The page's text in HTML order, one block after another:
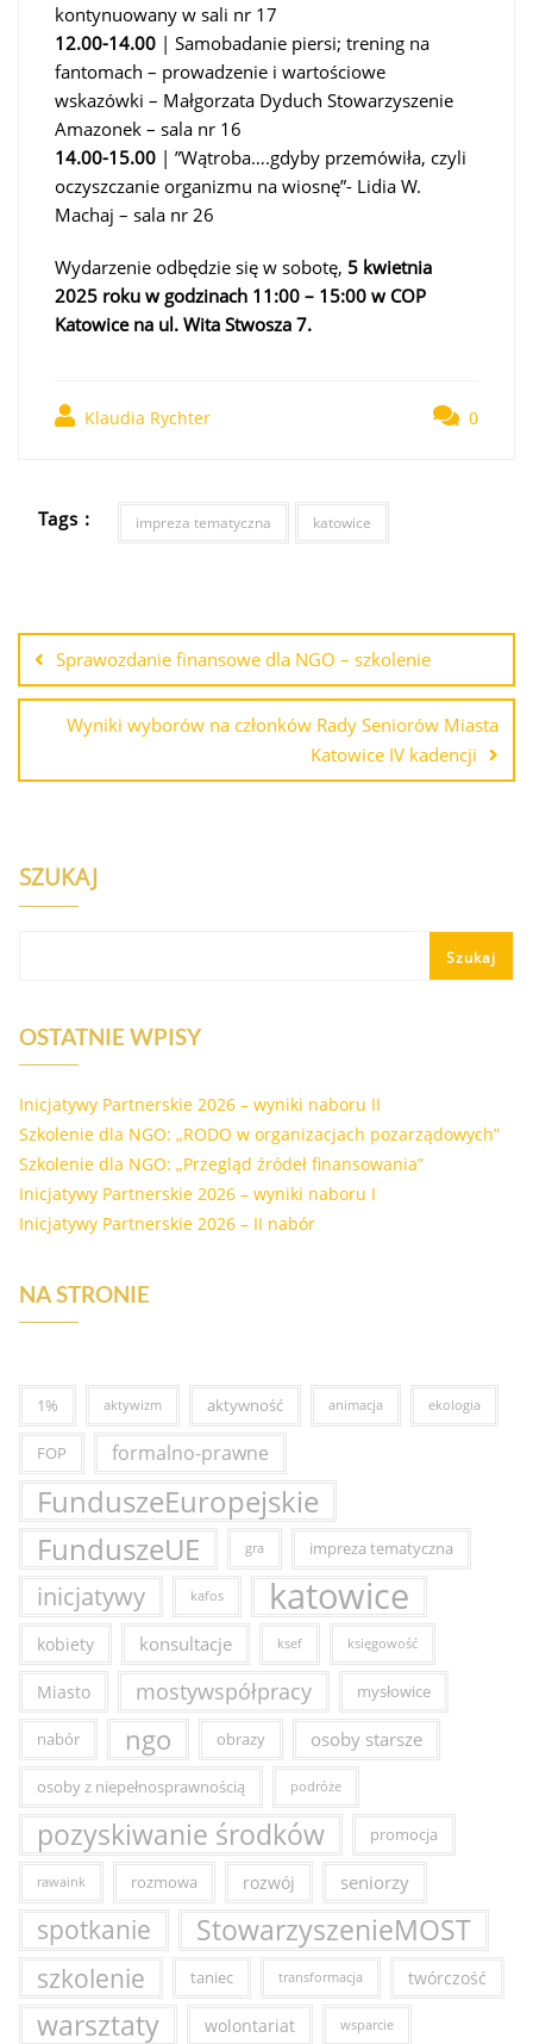
kontynuowany w sali nr 17
12.00-14.00 | Samobadanie piersi; trening na
fantomach – prowadzenie i wartościowe
wskazówki – Małgorzata Dyduch Stowarzyszenie
Amazonek – sala nr 16
14.00-15.00 | ”Wątroba….gdyby przemówiła, czyli
oczyszczanie organizmu na wiosnę”- Lidia W.
Machaj – sala nr 26
Wydarzenie odbędzie się w sobotę, 5 kwietnia
2025 roku w godzinach 11:00 – 15:00 w COP
Katowice na ul. Wita Stwosza 7.
Klaudia Rychter 0
Tags : impreza tematyczna katowice
Sprawozdanie finansowe dla NGO – szkolenie
Wyniki wyborów na członków Rady Seniorów Miasta
Katowice IV kadencji
SZUKAJ
Szukaj
OSTATNIE WPISY
Inicjatywy Partnerskie 2026 – wyniki naboru II
Szkolenie dla NGO: „RODO w organizacjach pozarządowych”
Szkolenie dla NGO: „Przegląd źródeł finansowania”
Inicjatywy Partnerskie 2026 – wyniki naboru I
Inicjatywy Partnerskie 2026 – II nabór
NA STRONIE
1% aktywizm aktywność animacja ekologia
FOP formalno-prawne
FunduszeEuropejskie
FunduszeUE
gra impreza tematyczna
inicjatywy kafos katowice
kobiety konsultacje ksef księgowość
Miasto mostywspółpracy mysłowice
nabór ngo obrazy osoby starsze
osoby z niepełnosprawnością podróże
pozyskiwanie środków promocja
rawaink rozmowa rozwój seniorzy
spotkanie StowarzyszenieMOST
szkolenie taniec transformacja twórczość
warsztaty wolontariat wsparcie